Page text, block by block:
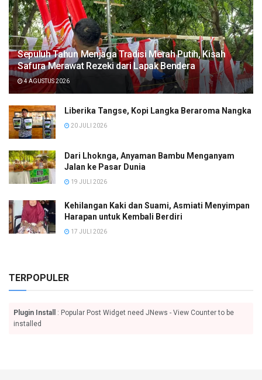
Sepuluh Tahun Menjaga Tradisi Merah Putih, Kisah
Safura Merawat Rezeki dari Lapak Bendera
4 AGUSTUS 2026
Liberika Tangse, Kopi Langka Beraroma Nangka
20 JULI 2026
Dari Lhoknga, Anyaman Bambu Menganyam
Jalan ke Pasar Dunia
19 JULI 2026
Kehilangan Kaki dan Suami, Asmiati Menyimpan
Harapan untuk Kembali Berdiri
17 JULI 2026
TERPOPULER
Plugin Install
: Popular Post Widget need JNews - View Counter to be
installed